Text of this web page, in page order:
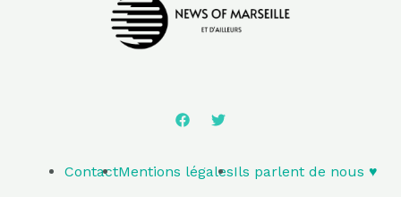
ContactMentions légalesIls parlent de nous ♥️